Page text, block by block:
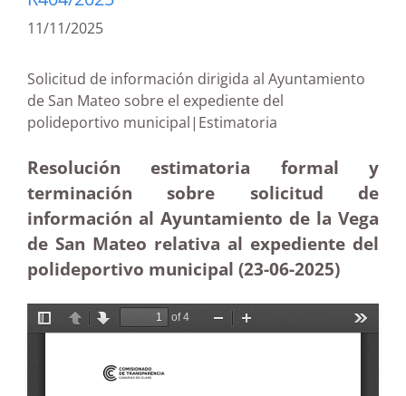
11/11/2025
Solicitud de información dirigida al Ayuntamiento
de San Mateo sobre el expediente del
polideportivo municipal|Estimatoria
Resolución estimatoria formal y
terminación sobre solicitud de
información al Ayuntamiento de la Vega
de San Mateo relativa al expediente del
polideportivo municipal (23-06-2025)